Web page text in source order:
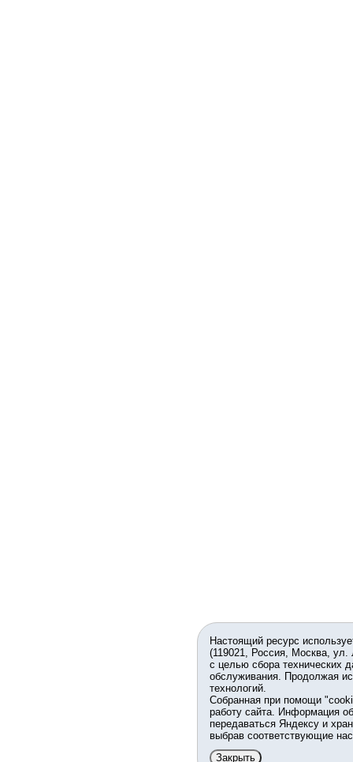
Настоящий ресурс
(119021, Россия, Москва,
с целью сбора технических
обслуживания. Продолжая
технологий.
Собранная при помощи
работу сайта. Информация
передаваться Яндексу и
выбрав соответствующие
Закрыть